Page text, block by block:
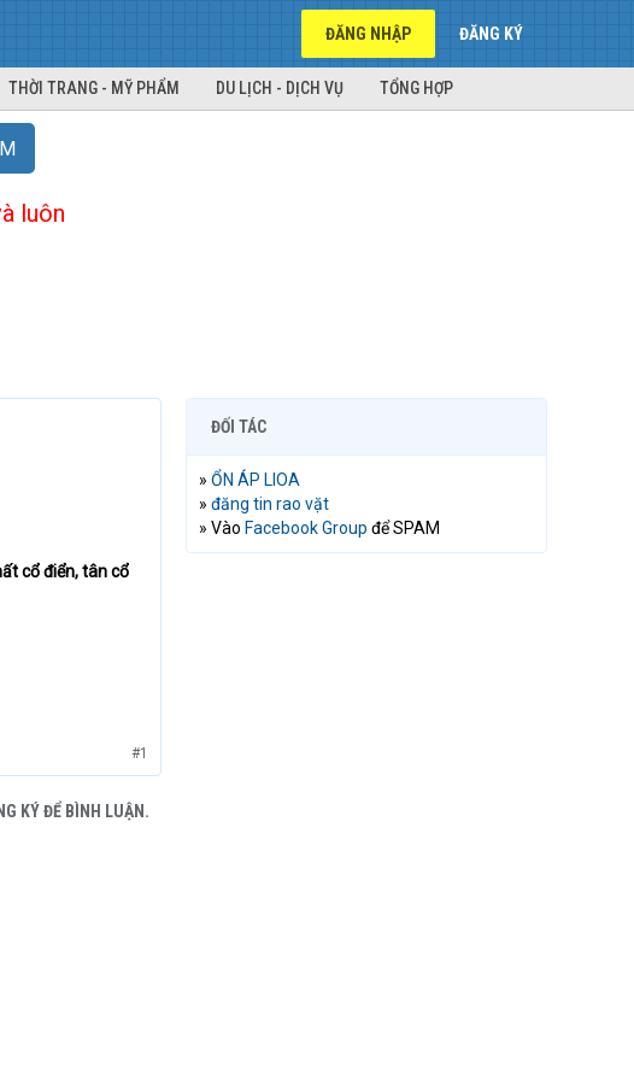
ĐĂNG NHẬP ĐĂNG KÝ
THỜI TRANG - MỸ PHẨM DU LỊCH - DỊCH VỤ TỔNG HỢP
luôn
cổ điển, tân cổ
#1
KÝ ĐỂ BÌNH LUẬN.
ĐỐI TÁC
» ỔN ÁP LIOA
» đăng tin rao vặt
» Vào Facebook Group để SPAM